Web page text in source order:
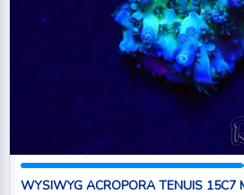
WYSIWYG ACROPORA TENUIS 15C7